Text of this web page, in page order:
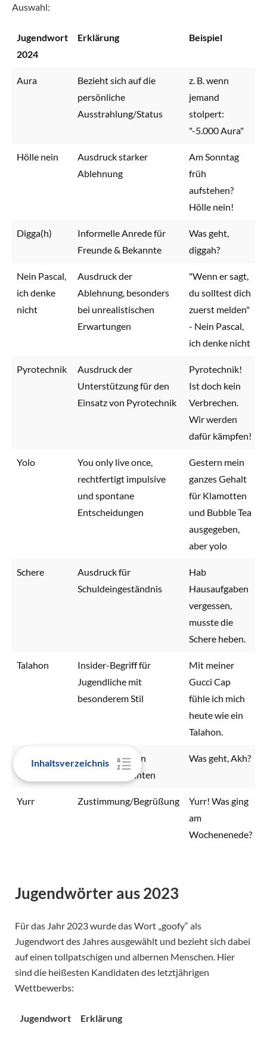
Inhaltsverzeichnis
Auswahl:
Jugendwort
2024
Erklärung Beispiel
Aura
Bezieht sich auf die
persönliche
Ausstrahlung/Status
z. B. wenn
jemand
stolpert:
"-5.000 Aura"
Hölle nein
Ausdruck starker
Ablehnung
Am Sonntag
früh
aufstehen?
Hölle nein!
Digga(h)
Informelle Anrede für
Freunde & Bekannte
Was geht,
diggah?
Nein Pascal,
ich denke
nicht
Ausdruck der
Ablehnung, besonders
bei unrealistischen
Erwartungen
"Wenn er sagt,
du solltest dich
zuerst melden"
- Nein Pascal,
ich denke nicht
Pyrotechnik
Ausdruck der
Unterstützung für den
Einsatz von Pyrotechnik
Pyrotechnik!
Ist doch kein
Verbrechen.
Wir werden
dafür kämpfen!
Yolo
You only live once,
rechtfertigt impulsive
und spontane
Entscheidungen
Gestern mein
ganzes Gehalt
für Klamotten
und Bubble Tea
ausgegeben,
aber yolo
Schere
Ausdruck für
Schuldeingeständnis
Hab
Hausaufgaben
vergessen,
musste die
Schere heben.
Talahon
Insider-Begriff für
Jugendliche mit
besonderem Stil
Mit meiner
Gucci Cap
fühle ich mich
heute wie ein
Talahon.
Akh
Anrede für einen
Freund/Bekannten
Was geht, Akh?
Yurr Zustimmung/Begrüßung
Yurr! Was ging
am
Wochenenede?
Jugendwörter aus 2023
Für das Jahr 2023 wurde das Wort „goofy“ als
Jugendwort des Jahres ausgewählt und bezieht sich dabei
auf einen tollpatschigen und albernen Menschen. Hier
sind die heißesten Kandidaten des letztjährigen
Wettbewerbs:
Jugendwort Erklärung